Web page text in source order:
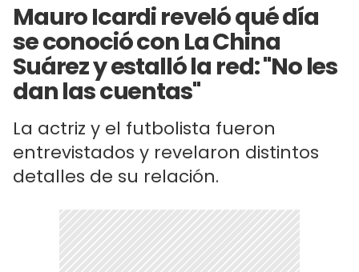
Mauro Icardi reveló qué día
se conoció con La China
Suárez y estalló la red: "No les
dan las cuentas"
La actriz y el futbolista fueron
entrevistados y revelaron distintos
detalles de su relación.